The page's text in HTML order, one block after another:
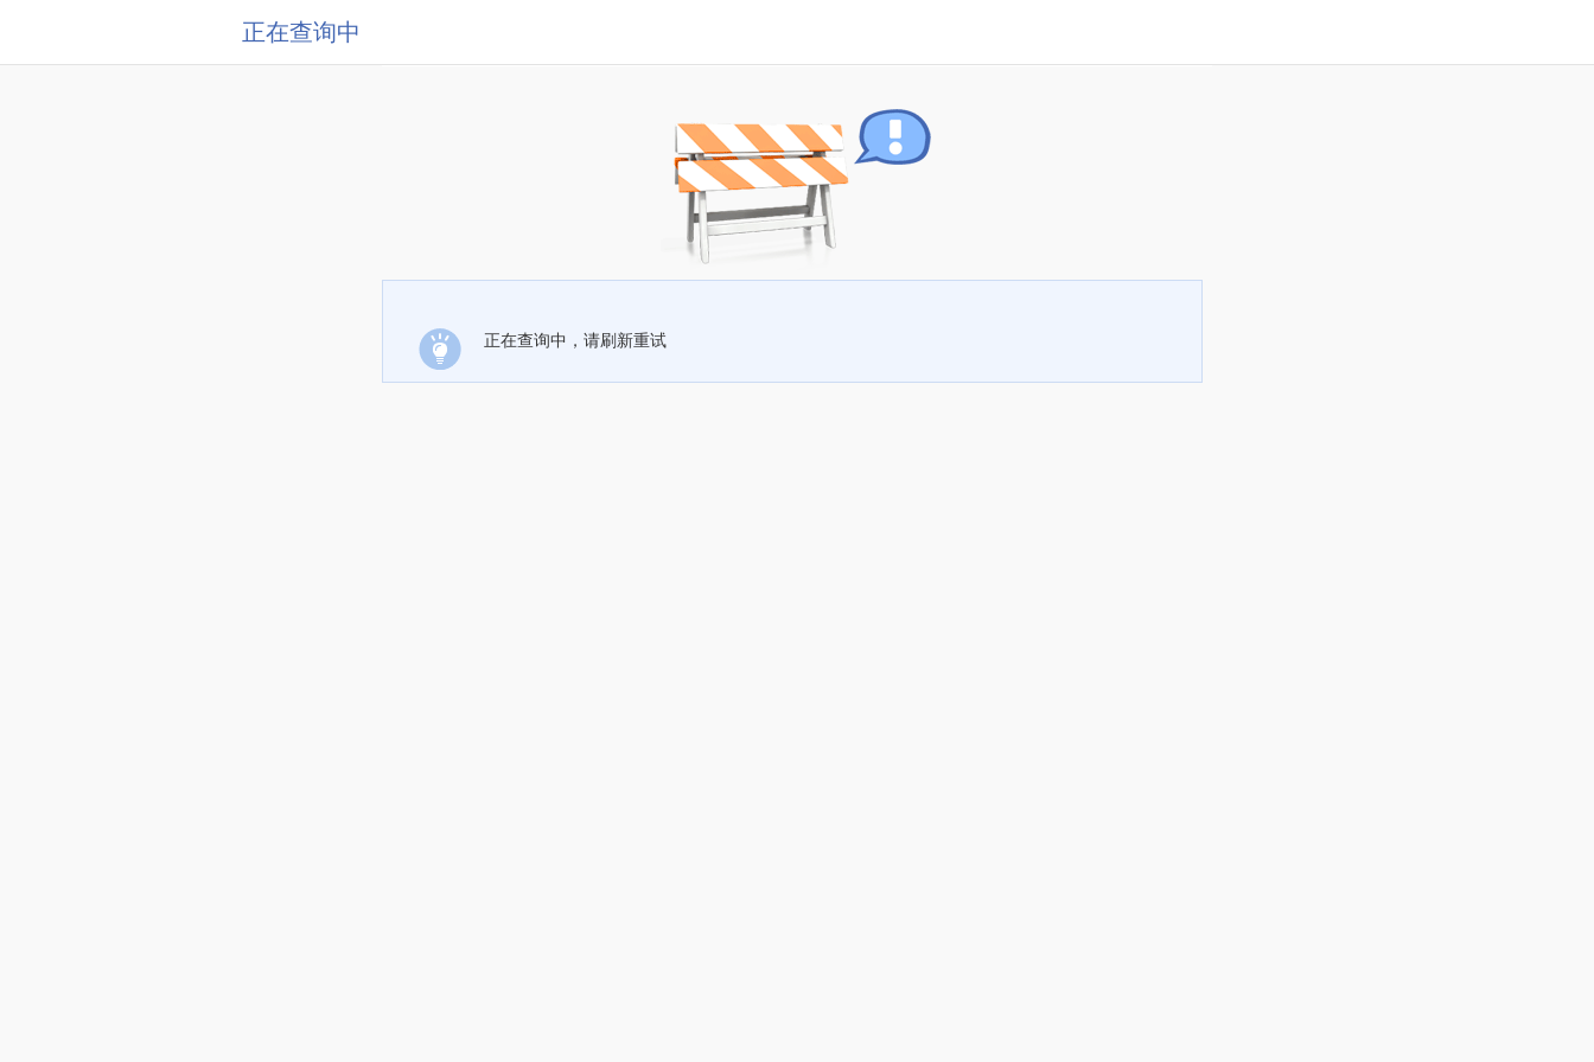
正在查询中
正在查询中，请刷新重试